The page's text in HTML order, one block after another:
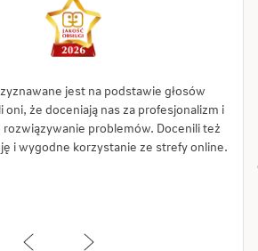
jest na podstawie głosów
oni, że doceniają nas za profesjonalizm i
rozwiązywanie problemów. Docenili też
i wygodne korzystanie ze strefy online.